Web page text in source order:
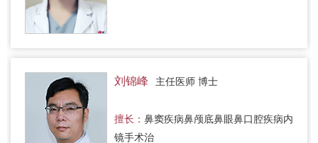
刘锦峰 主任医师 博士
擅长： 鼻窦疾病鼻颅底鼻眼鼻口腔疾病内
镜手术治